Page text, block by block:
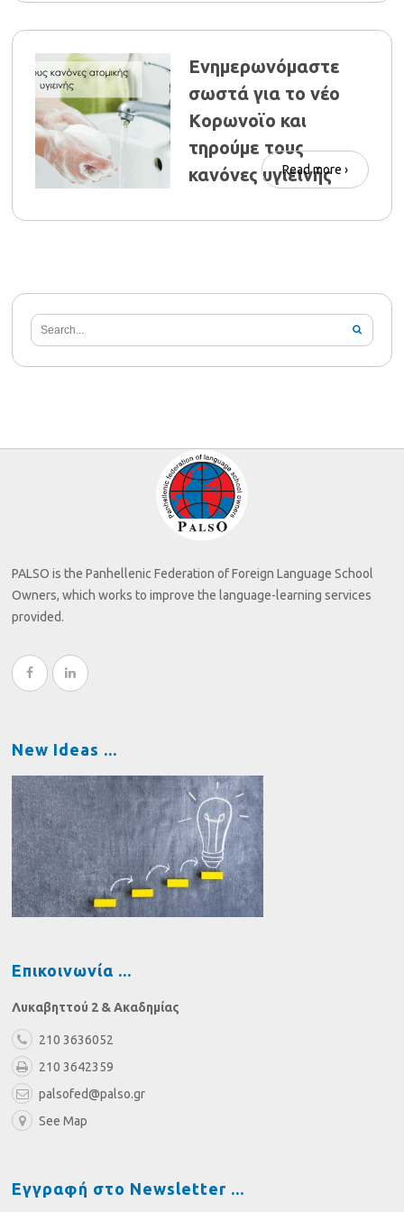
Ενημερωνόμαστε
σωστά για το νέο
Kορωνοϊο και
τηρούμε τους
κανόνες υγιεινής
Read more ›
PALSO is the Panhellenic Federation of Foreign Language School
Owners, which works to improve the language-learning services
provided.
New Ideas
Επικοινωνία
Λυκαβηττού 2 & Ακαδημίας
210 3636052
210 3642359
palsofed@palso.gr
See Map
Εγγραφή στο Newsletter